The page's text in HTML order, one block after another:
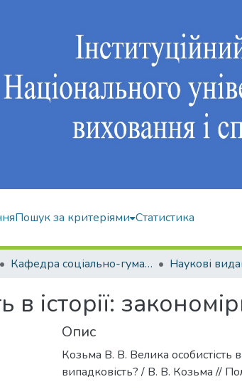
Пошук за критеріями Статистика
Кафедра соціально-гуманітарних дисциплін Наукові
в історії:
Опис
Козьма В. В. Велика особистість в
випадковість? / В. В. Козьма //